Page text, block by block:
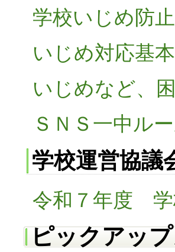
学校いじめ防
いじめ対応基
いじめなど、
ＳＮＳ一中ル
学校運営協議
令和７年度 学
ピックアッ